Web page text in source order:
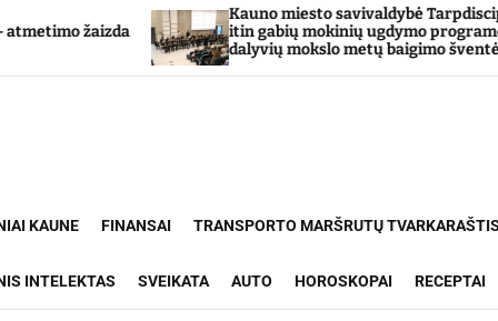
Kauno miesto savivaldybė Tarpdisciplininio
itin gabių mokinių ugdymo programos
dalyvių mokslo metų baigimo šventė
KAUNE FINANSAI TRANSPORTO MARŠRUTŲ
INTELEKTAS SVEIKATA AUTO HOROSKOPAI RECEPTAI